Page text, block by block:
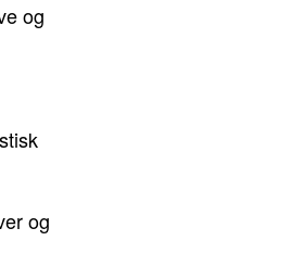
og
og